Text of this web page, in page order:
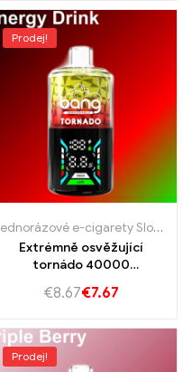
Jednorázové e-cigarety
Prodej!
Jednorázové e-cigarety Slovensko
Extrémně osvěžující
tornádo 40000
energetického nápoje
€8.67€7.67
Prodej!